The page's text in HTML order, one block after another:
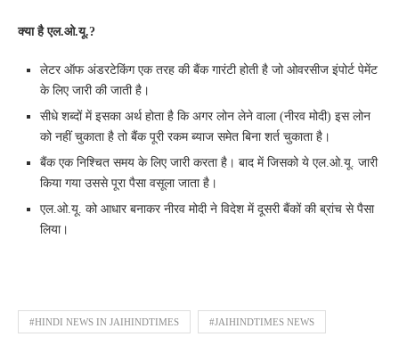
क्या है एल.ओ.यू.?
लेटर ऑफ अंडरटेकिंग एक तरह की बैंक गारंटी होती है जो ओवरसीज इंपोर्ट पेमेंट
के लिए जारी की जाती है।
सीधे शब्दों में इसका अर्थ होता है कि अगर लोन लेने वाला (नीरव मोदी) इस लोन
को नहीं चुकाता है तो बैंक पूरी रकम ब्याज समेत बिना शर्त चुकाता है।
बैंक एक निश्चित समय के लिए जारी करता है। बाद में जिसको ये एल.ओ.यू. जारी
किया गया उससे पूरा पैसा वसूला जाता है।
एल.ओ.यू. को आधार बनाकर नीरव मोदी ने विदेश में दूसरी बैंकों की ब्रांच से पैसा
लिया।
#HINDI NEWS IN JAIHINDTIMES #JAIHINDTIMES NEWS